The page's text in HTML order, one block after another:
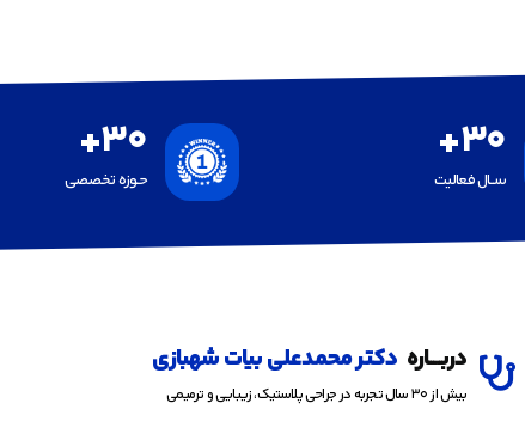
ســال فعالیت
30
+
حـوزه تخصصی
30
+
دربـــــاره دکتر محمدعلی بیات شهبازی
بیش از ۳۰ سال تجربه در جراحی پلاستیک، زیبایی و ترمیمی